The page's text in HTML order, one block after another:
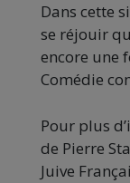
Dans cette
se réjouir
encore une
Comédie
Pour plus
de Pierre
Juive